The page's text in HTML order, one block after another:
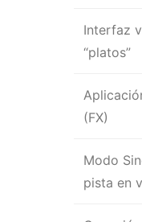
Interfaz
“platos”
(FX)
Modo
pista en